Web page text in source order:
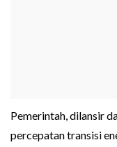
Pemerintah, dilansir
percepatan transisi